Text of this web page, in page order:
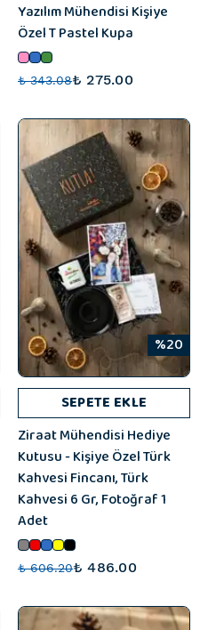
Yazılım Mühendisi Kişiye
Özel T Pastel Kupa
₺ 343.08₺ 275.00
%20
SEPETE EKLE
Ziraat Mühendisi Hediye
Kutusu - Kişiye Özel Türk
Kahvesi Fincanı, Türk
Kahvesi 6 Gr, Fotoğraf 1
Adet
₺ 606.20₺ 486.00